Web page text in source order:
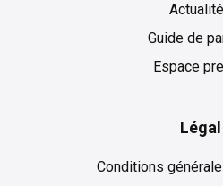
Guide de
Espace
Légal
Conditions